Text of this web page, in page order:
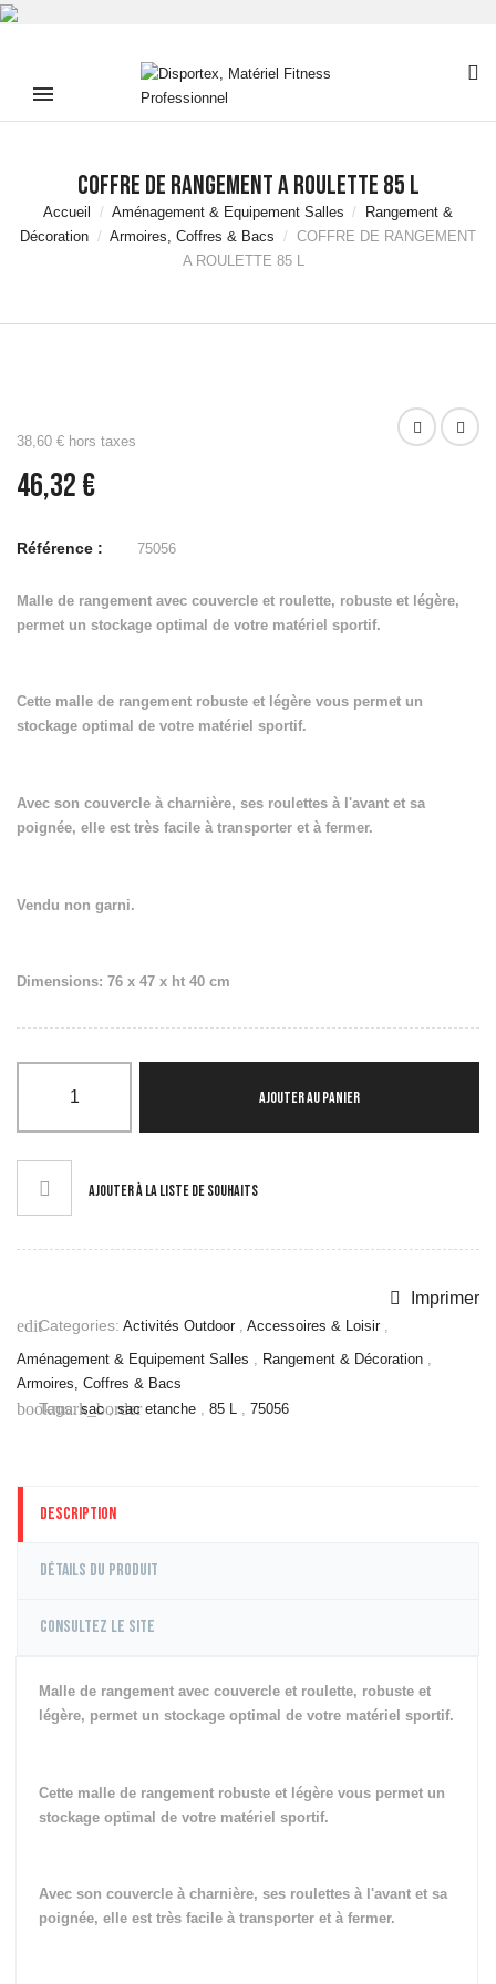
COFFRE DE RANGEMENT A ROULETTE 85 L
Accueil Aménagement & Equipement Salles
Rangement &
Décoration
Armoires, Coffres & Bacs
COFFRE DE RANGEMENT
A ROULETTE 85 L
38,60 € hors taxes
46,32 €
Référence : 75056
Malle de rangement avec couvercle et roulette, robuste et légère,
permet un stockage optimal de votre matériel sportif.
Cette malle de rangement robuste et légère vous permet un
stockage optimal de votre matériel sportif.
Avec son couvercle à charnière, ses roulettes à l'avant et sa
poignée, elle est très facile à transporter et à fermer.
Vendu non garni.
Dimensions: 76 x 47 x ht 40 cm
AJOUTER AU PANIER
AJOUTER À LA LISTE DE SOUHAITS
Imprimer
editCategories: Activités Outdoor , Accessoires & Loisir ,
Aménagement & Equipement Salles , Rangement & Décoration ,
Armoires, Coffres & Bacs
bookmark_border
Tags: sac,sac etanche , 85 L , 75056
Description
Détails du produit
Consultez le site
Malle de rangement avec couvercle et roulette, robuste et
légère, permet un stockage optimal de votre matériel sportif.
Cette malle de rangement robuste et légère vous permet un
stockage optimal de votre matériel sportif.
Avec son couvercle à charnière, ses roulettes à l'avant et sa
poignée, elle est très facile à transporter et à fermer.